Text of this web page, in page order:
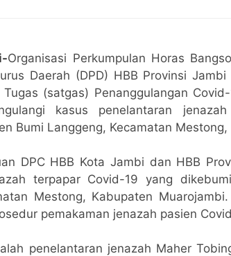
Organisasi Perkumpulan Horas
Daerah (DPD) HBB Provinsi
(satgas) Penanggulangan
kasus penelantaran
Bumi Langgeng, Kecamatan
DPC HBB Kota Jambi dan HBB
terpapar Covid-19 yang
Mestong, Kabupaten
pemakaman jenazah pasien
penelantaran jenazah Maher